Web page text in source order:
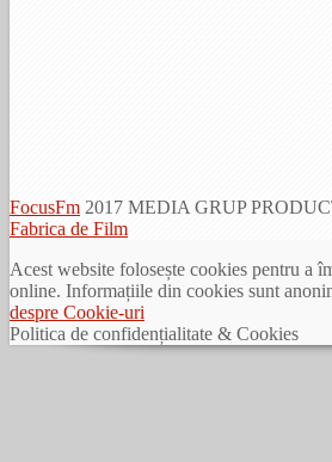
FocusFm 2017 MEDIA GRUP
Fabrica de Film
Acest website folosește cookies pentru a
online. Informațiile din cookies sunt
despre Cookie-uri
Politica de confidențialitate & Cookies